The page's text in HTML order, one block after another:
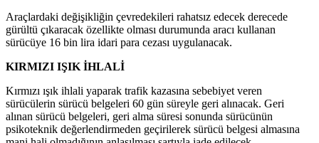
Araçlardaki değişikliğin çevredekileri rahatsız edecek derecede
gürültü çıkaracak özellikte olması durumunda aracı kullanan
sürücüye 16 bin lira idari para cezası uygulanacak.
KIRMIZI IŞIK İHLALİ
Kırmızı ışık ihlali yaparak trafik kazasına sebebiyet veren
sürücülerin sürücü belgeleri 60 gün süreyle geri alınacak. Geri
alınan sürücü belgeleri, geri alma süresi sonunda sürücünün
psikoteknik değerlendirmeden geçirilerek sürücü belgesi almasına